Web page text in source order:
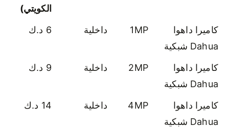
الكويتي)
كاميرا داهوا
Dahua شبكية
1MP داخلية 6 د.ك
كاميرا داهوا
Dahua شبكية
2MP داخلية 9 د.ك
كاميرا داهوا
Dahua شبكية
4MP داخلية 14 د.ك